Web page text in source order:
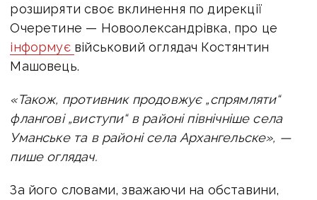
розширяти своє вклинення по дирекції
Очеретине — Новоолександрівка, про це
інформує військовий оглядач Костянтин
Машовець.
«Також, противник продовжує „спрямляти“
флангові „виступи“ в районі північніше села
Уманське та в районі села Архангельске», —
пише оглядач.
За його словами, зважаючи на обставини,